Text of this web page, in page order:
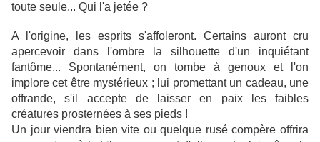
toute seule... Qui l'a jetée ?
A l'origine, les esprits s'affoleront. Certains auront cru
apercevoir dans l'ombre la silhouette d'un inquiétant
fantôme... Spontanément, on tombe à genoux et l'on
implore cet être mystérieux ; lui promettant un cadeau, une
offrande, s'il accepte de laisser en paix les faibles
créatures prosternées à ses pieds !
Un jour viendra bien vite ou quelque rusé compère offrira